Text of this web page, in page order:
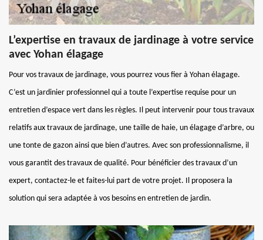
L’expertise en travaux de jardinage à votre service
avec Yohan élagage
Pour vos travaux de jardinage, vous pourrez vous fier à Yohan élagage.
C’est un jardinier professionnel qui a toute l’expertise requise pour un
entretien d’espace vert dans les règles. Il peut intervenir pour tous travaux
relatifs aux travaux de jardinage, une taille de haie, un élagage d’arbre, ou
une tonte de gazon ainsi que bien d’autres. Avec son professionnalisme, il
vous garantit des travaux de qualité. Pour bénéficier des travaux d’un
expert, contactez-le et faites-lui part de votre projet. Il proposera la
solution qui sera adaptée à vos besoins en entretien de jardin.